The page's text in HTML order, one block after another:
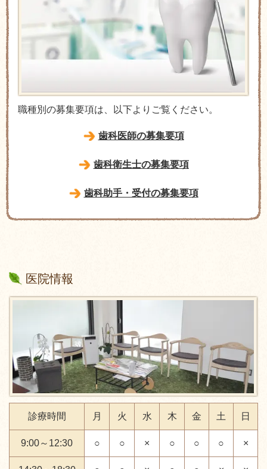
職種別の募集要項は、以下よりご覧ください。
歯科医師の募集要項
歯科衛生士の募集要項
歯科助手・受付の募集要項
医院情報
診療時間 月 火 水 木 金 土 日
9:00～12:30 ○ ○ × ○ ○ ○ ×